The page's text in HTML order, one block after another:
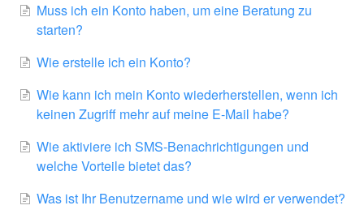
Muss ich ein Konto haben, um eine Beratung zu
starten?
Wie erstelle ich ein Konto?
Wie kann ich mein Konto wiederherstellen, wenn ich
keinen Zugriff mehr auf meine E-Mail habe?
Wie aktiviere ich SMS-Benachrichtigungen und
welche Vorteile bietet das?
Was ist Ihr Benutzername und wie wird er verwendet?